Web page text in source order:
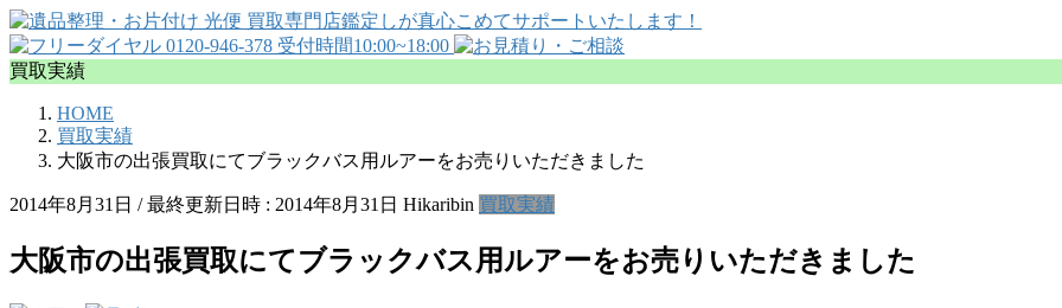
買取実績
HOME
買取実績
大阪市の出張買取にてブラックバス用ルアーをお売りいただきました
2014年8月31日 / 最終更新日時 : 2014年8月31日 Hikaribin 買取実績
大阪市の出張買取にてブラックバス用ルアーをお売りいただきました